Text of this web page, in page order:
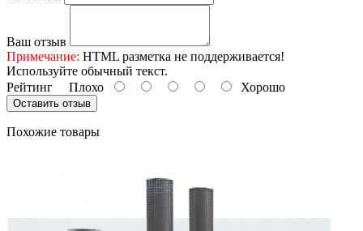
Ваш отзыв
Примечание: HTML разметка не поддерживается!
Используйте обычный текст.
Рейтинг Плохо Хорошо
Оставить отзыв
Похожие товары